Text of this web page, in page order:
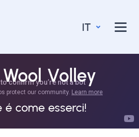
IT
Volley
é come esserci!